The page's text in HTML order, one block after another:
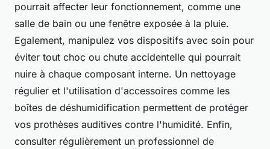
pourrait affecter leur fonctionnement, comme une
salle de bain ou une fenêtre exposée à la pluie.
Egalement, manipulez vos dispositifs avec soin pour
éviter tout choc ou chute accidentelle qui pourrait
nuire à chaque composant interne. Un nettoyage
régulier et l'utilisation d'accessoires comme les
boîtes de déshumidification permettent de protéger
vos prothèses auditives contre l'humidité. Enfin,
consulter régulièrement un professionnel de